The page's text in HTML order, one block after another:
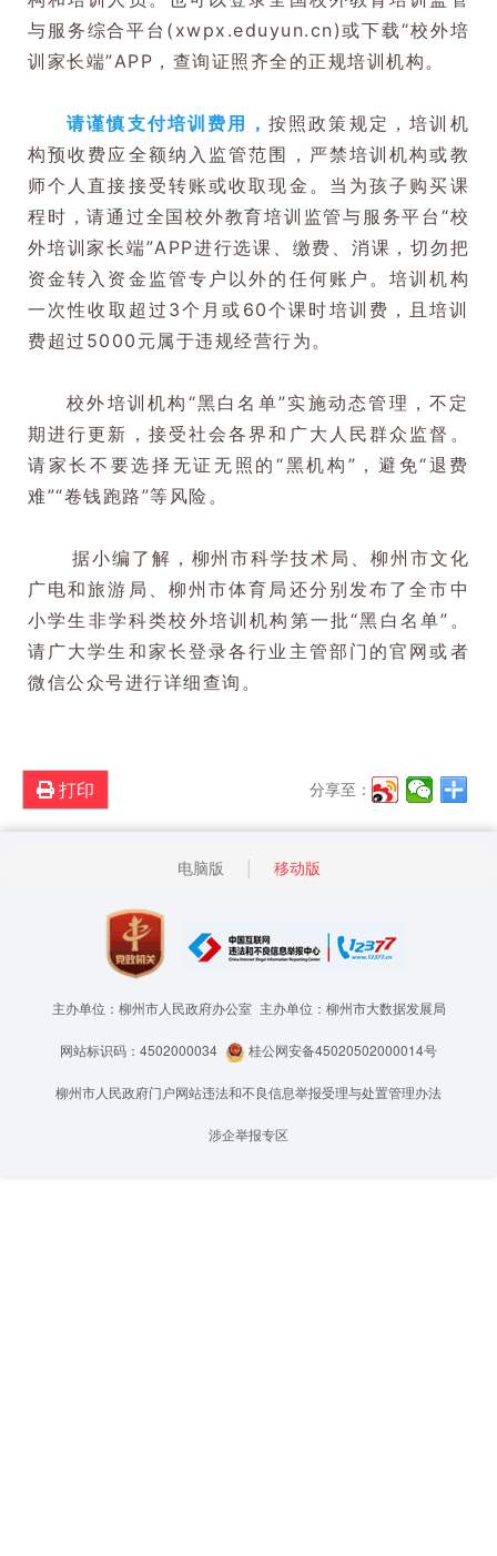
与服务综合平台(xwpx.eduyun.cn)或下载“校外培
训家长端”APP，查询证照齐全的正规培训机构。
请谨慎支付培训费用， 按照政策规定，培训机
构预收费应全额纳入监管范围，严禁培训机构或教
师个人直接接受转账或收取现金。当为孩子购买课
程时，请通过全国校外教育培训监管与服务平台“校
外培训家长端”APP进行选课、缴费、消课，切勿把
资金转入资金监管专户以外的任何账户。培训机构
一次性收取超过3个月或60个课时培训费，且培训
费超过5000元属于违规经营行为。
校外培训机构“黑白名单”实施动态管理，不定
期进行更新，接受社会各界和广大人民群众监督。
请家长不要选择无证无照的“黑机构”，避免“退费
难”“卷钱跑路”等风险。
据小编了解，柳州市科学技术局、柳州市文化
广电和旅游局、柳州市体育局还分别发布了全市中
小学生非学科类校外培训机构第一批“黑白名单”。
请广大学生和家长登录各行业主管部门的官网或者
微信公众号进行详细查询。
打印 分享至：
电脑版 移动版
主办单位：柳州市人民政府办公室 主办单位：柳州市大数据发展局
网站标识码：4502000034 桂公网安备45020502000014号
柳州市人民政府门户网站违法和不良信息举报受理与处置管理办法
涉企举报专区